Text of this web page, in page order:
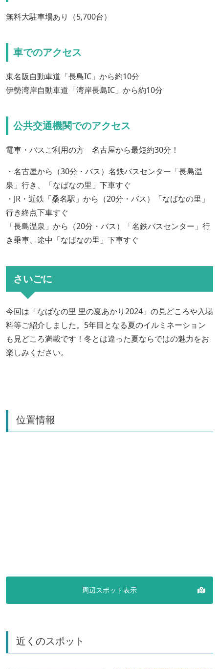
無料大駐車場あり（5,700台）
車でのアクセス
東名阪自動車道「長島IC」から約10分
伊勢湾岸自動車道「湾岸長島IC」から約10分
公共交通機関でのアクセス
電車・バスご利用の方 名古屋から最短約30分！
・名古屋から（30分・バス）名鉄バスセンター「長島温
泉」行き、「なばなの里」下車すぐ
・JR・近鉄「桑名駅」から（20分・バス）「なばなの里」
行き終点下車すぐ
「長島温泉」から（20分・バス）「名鉄バスセンター」行
き乗車、途中「なばなの里」下車すぐ
さいごに
今回は「なばなの里 里の夏あかり2024」の見どころや入場
料等ご紹介しました。5年目となる夏のイルミネーション
も見どころ満載です！冬とは違った夏ならではの魅力をお
楽しみください。
位置情報
周辺スポット表示
近くのスポット